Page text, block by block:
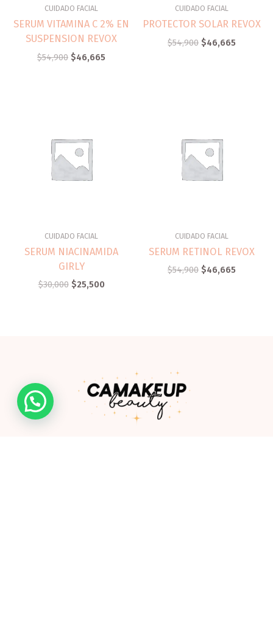
CUIDADO FACIAL
SERUM VITAMINA C 2% EN
SUSPENSION REVOX
$54,900 $46,665
CUIDADO FACIAL
PROTECTOR SOLAR REVOX
$54,900 $46,665
CUIDADO FACIAL
SERUM NIACINAMIDA
GIRLY
$30,000 $25,500
CUIDADO FACIAL
SERUM RETINOL REVOX
$54,900 $46,665